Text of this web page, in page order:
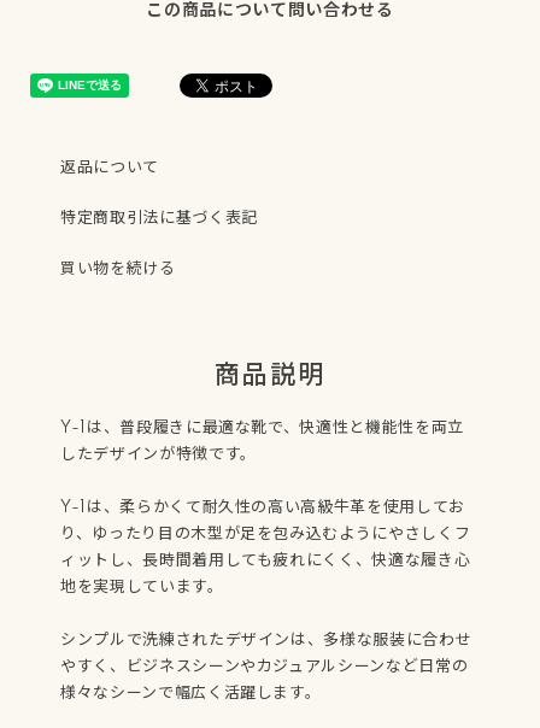
この商品について問い合わせる
返品について
特定商取引法に基づく表記
買い物を続ける
商品説明
Y-1は、普段履きに最適な靴で、快適性と機能性を両立
したデザインが特徴です。
Y-1は、柔らかくて耐久性の高い高級牛革を使用してお
り、ゆったり目の木型が足を包み込むようにやさしくフ
ィットし、長時間着用しても疲れにくく、快適な履き心
地を実現しています。
シンプルで洗練されたデザインは、多様な服装に合わせ
やすく、ビジネスシーンやカジュアルシーンなど日常の
様々なシーンで幅広く活躍します。